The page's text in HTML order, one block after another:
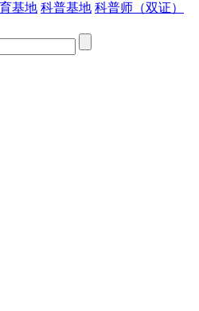
基地 科普基地 科普师（双证）